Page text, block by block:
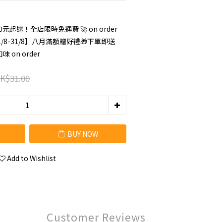
起送！全店限時免運費 🚀 on order
31/8】八月滿額贈好禮🎁下單即送
味 on order
BUY NOW
Add to Wishlist
Customer Reviews